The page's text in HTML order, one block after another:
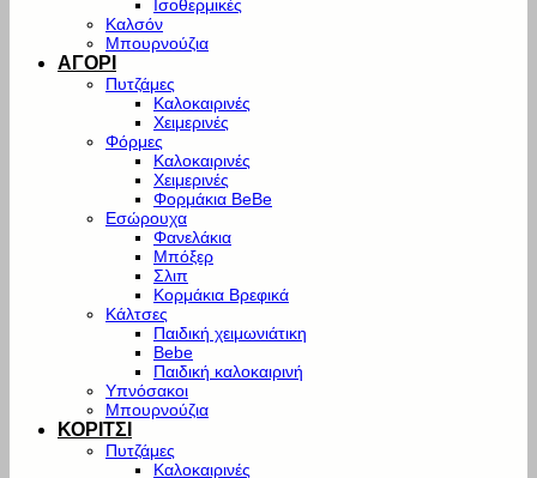
Ισοθερμικές
Καλσόν
Μπουρνούζια
ΑΓΟΡΙ
Πυτζάμες
Καλοκαιρινές
Χειμερινές
Φόρμες
Καλοκαιρινές
Χειμερινές
Φορμάκια BeBe
Εσώρουχα
Φανελάκια
Μπόξερ
Σλιπ
Κορμάκια Βρεφικά
Κάλτσες
Παιδική χειμωνιάτικη
Bebe
Παιδική καλοκαιρινή
Υπνόσακοι
Μπουρνούζια
ΚΟΡΙΤΣΙ
Πυτζάμες
Καλοκαιρινές